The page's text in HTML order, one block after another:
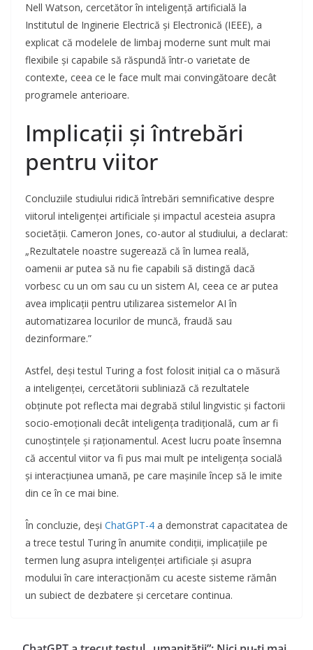
Nell Watson, cercetător în inteligență artificială la
Institutul de Inginerie Electrică și Electronică (IEEE), a
explicat că modelele de limbaj moderne sunt mult mai
flexibile și capabile să răspundă într-o varietate de
contexte, ceea ce le face mult mai convingătoare decât
programele anterioare.
Implicații și întrebări
pentru viitor
Concluziile studiului ridică întrebări semnificative despre
viitorul inteligenței artificiale și impactul acesteia asupra
societății. Cameron Jones, co-autor al studiului, a declarat:
„Rezultatele noastre sugerează că în lumea reală,
oamenii ar putea să nu fie capabili să distingă dacă
vorbesc cu un om sau cu un sistem AI, ceea ce ar putea
avea implicații pentru utilizarea sistemelor AI în
automatizarea locurilor de muncă, fraudă sau
dezinformare.”
Astfel, deși testul Turing a fost folosit inițial ca o măsură
a inteligenței, cercetătorii subliniază că rezultatele
obținute pot reflecta mai degrabă stilul lingvistic și factorii
socio-emoționali decât inteligența tradițională, cum ar fi
cunoștințele și raționamentul. Acest lucru poate însemna
că accentul viitor va fi pus mai mult pe inteligența socială
și interacțiunea umană, pe care mașinile încep să le imite
din ce în ce mai bine.
În concluzie, deși ChatGPT-4 a demonstrat capacitatea de
a trece testul Turing în anumite condiții, implicațiile pe
termen lung asupra inteligenței artificiale și asupra
modului în care interacționăm cu aceste sisteme rămân
un subiect de dezbatere și cercetare continua.